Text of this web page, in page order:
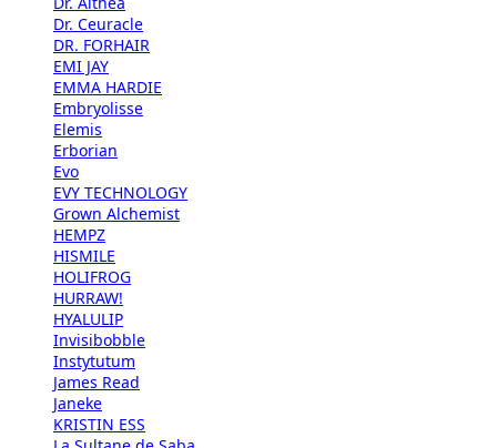
Dr. Ceuracle
DR. FORHAIR
EMI JAY
EMMA HARDIE
Embryolisse
Elemis
Erborian
Evo
EVY TECHNOLOGY
Grown Alchemist
HEMPZ
HISMILE
HOLIFROG
HURRAW!
HYALULIP
Invisibobble
Instytutum
James Read
Janeke
KRISTIN ESS